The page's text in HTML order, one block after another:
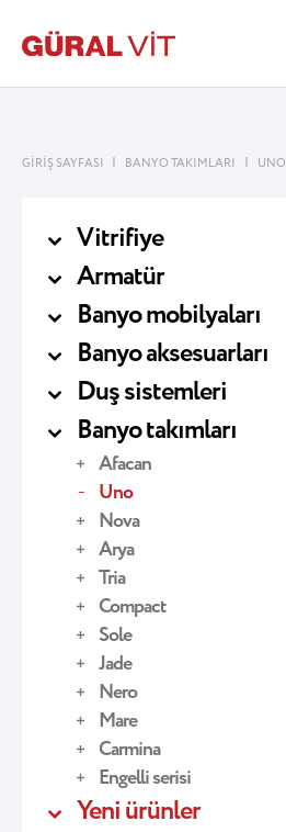
GİRİŞ SAYFASI | BANYO TAKIMLARI | UNO
Vitrifiye
Armatür
Banyo mobilyaları
Banyo aksesuarları
Duş sistemleri
Banyo takımları
Afacan
Uno
Nova
Arya
Tria
Compact
Sole
Jade
Nero
Mare
Carmina
Engelli serisi
Yeni ürünler